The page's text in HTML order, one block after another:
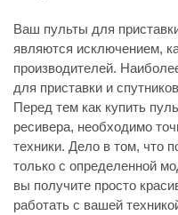
Ваш пульты для
являются исключением,
производителей.
для приставки и
Перед тем как купить
ресивера, необходимо
техники. Дело в том, что
только с определенной
вы получите просто
работать с вашей